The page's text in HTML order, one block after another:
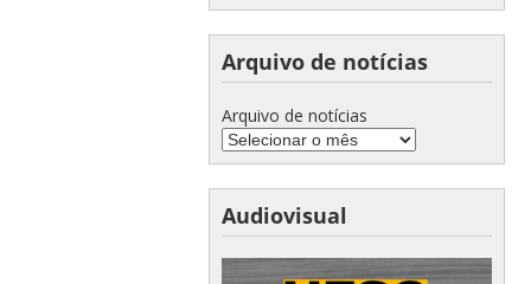
Arquivo de notícias
Arquivo de notícias
Audiovisual